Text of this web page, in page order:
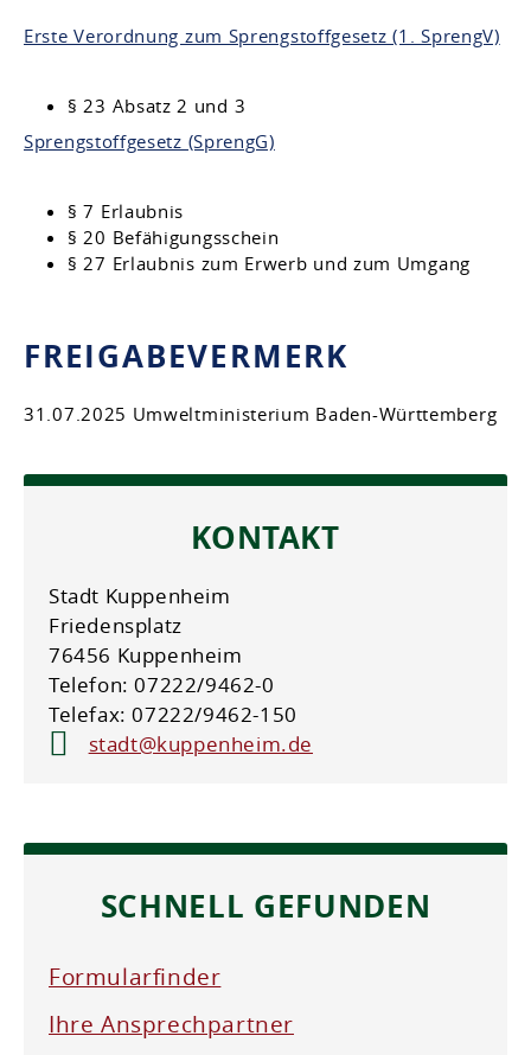
Erste Verordnung zum Sprengstoffgesetz (1. SprengV)
§ 23 Absatz 2 und 3
Sprengstoffgesetz (SprengG)
§ 7 Erlaubnis
§ 20 Befähigungsschein
§ 27 Erlaubnis zum Erwerb und zum Umgang
FREIGABEVERMERK
31.07.2025 Umweltministerium Baden-Württemberg
KONTAKT
Stadt Kuppenheim
Friedensplatz
76456 Kuppenheim
Telefon: 07222/9462-0
Telefax: 07222/9462-150
stadt@kuppenheim.de
SCHNELL GEFUNDEN
Formularfinder
Ihre Ansprechpartner